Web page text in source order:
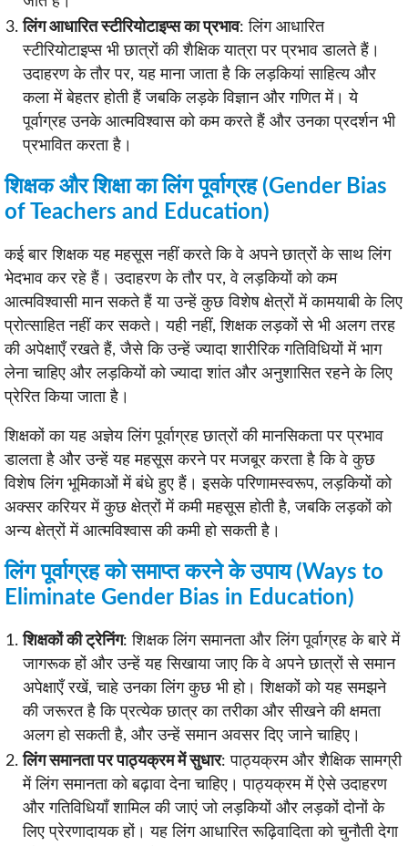
लिंग आधारित स्टीरियोटाइप्स का प्रभाव: लिंग आधारित
स्टीरियोटाइप्स भी छात्रों की शैक्षिक यात्रा पर प्रभाव डालते हैं।
उदाहरण के तौर पर, यह माना जाता है कि लड़कियां साहित्य और
कला में बेहतर होती हैं जबकि लड़के विज्ञान और गणित में। ये
पूर्वाग्रह उनके आत्मविश्वास को कम करते हैं और उनका प्रदर्शन भी
प्रभावित करता है।
शिक्षक और शिक्षा का लिंग पूर्वाग्रह (Gender Bias
of Teachers and Education)
कई बार शिक्षक यह महसूस नहीं करते कि वे अपने छात्रों के साथ लिंग
भेदभाव कर रहे हैं। उदाहरण के तौर पर, वे लड़कियों को कम
आत्मविश्वासी मान सकते हैं या उन्हें कुछ विशेष क्षेत्रों में कामयाबी के लिए
प्रोत्साहित नहीं कर सकते। यही नहीं, शिक्षक लड़कों से भी अलग तरह
की अपेक्षाएँ रखते हैं, जैसे कि उन्हें ज्यादा शारीरिक गतिविधियों में भाग
लेना चाहिए और लड़कियों को ज्यादा शांत और अनुशासित रहने के लिए
प्रेरित किया जाता है।
शिक्षकों का यह अज्ञेय लिंग पूर्वाग्रह छात्रों की मानसिकता पर प्रभाव
डालता है और उन्हें यह महसूस करने पर मजबूर करता है कि वे कुछ
विशेष लिंग भूमिकाओं में बंधे हुए हैं। इसके परिणामस्वरूप, लड़कियों को
अक्सर करियर में कुछ क्षेत्रों में कमी महसूस होती है, जबकि लड़कों को
अन्य क्षेत्रों में आत्मविश्वास की कमी हो सकती है।
लिंग पूर्वाग्रह को समाप्त करने के उपाय (Ways to
Eliminate Gender Bias in Education)
शिक्षकों की ट्रेनिंग: शिक्षक लिंग समानता और लिंग पूर्वाग्रह के बारे में
जागरूक हों और उन्हें यह सिखाया जाए कि वे अपने छात्रों से समान
अपेक्षाएँ रखें, चाहे उनका लिंग कुछ भी हो। शिक्षकों को यह समझने
की जरूरत है कि प्रत्येक छात्र का तरीका और सीखने की क्षमता
अलग हो सकती है, और उन्हें समान अवसर दिए जाने चाहिए।
लिंग समानता पर पाठ्यक्रम में सुधार: पाठ्यक्रम और शैक्षिक सामग्री
में लिंग समानता को बढ़ावा देना चाहिए। पाठ्यक्रम में ऐसे उदाहरण
और गतिविधियाँ शामिल की जाएं जो लड़कियों और लड़कों दोनों के
लिए प्रेरणादायक हों। यह लिंग आधारित रूढ़िवादिता को चुनौती देगा